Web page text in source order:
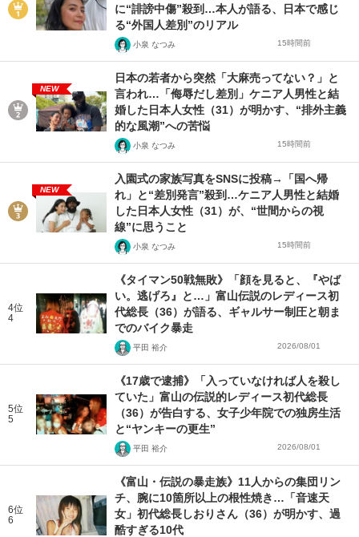
に“誹謗中傷”殺到…本人が語る、日本で感じ
る“外国人差別”のリアル
小泉 なつみ 15時間前
NEW
日本の若者から突然「大麻売ってない？」と
言われ…「侮辱だし差別」ケニア人男性と結
婚した日本人女性（31）が明かす、“排外主義
的な風潮”への苦悩
小泉 なつみ 15時間前
NEW
入園式の家族写真をSNSに投稿→「国へ帰
れ」と“差別発言”殺到…ケニア人男性と結婚
した日本人女性（31）が、“世間からの視
線”に思うこと
小泉 なつみ 15時間前
4位
4
《タイマン50戦無敗》「顔を見ると、『やば
い。逃げろ』と…」富山伝説のレディース初
代総長（36）が語る、ギャルサー制圧と朝ま
でのバイク暴走
平田 裕介 2026/08/01
5位
5
《17歳で逮捕》「入っていなければ人を殺し
ていた」富山の伝説的レディース初代総長
（36）が告白する、女子少年院での独房生活
と“ヤンキーの更生”
平田 裕介 2026/08/01
6位
6
《富山・伝説の暴走族》11人からの集団リン
チ、腕に10箇所以上の根性焼き…「音速天
女」初代総長しおりさん（36）が明かす、過
酷すぎる10代